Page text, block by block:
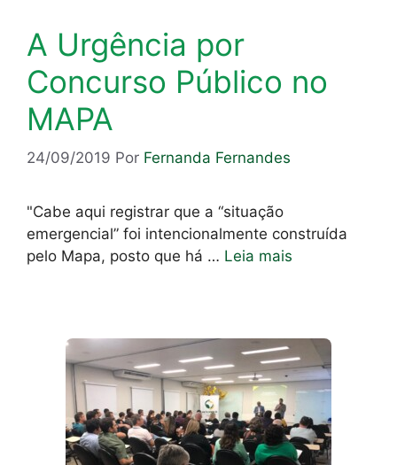
A Urgência por
Concurso Público no
MAPA
24/09/2019 Por Fernanda Fernandes
"Cabe aqui registrar que a “situação
emergencial” foi intencionalmente construída
pelo Mapa, posto que há … Leia mais